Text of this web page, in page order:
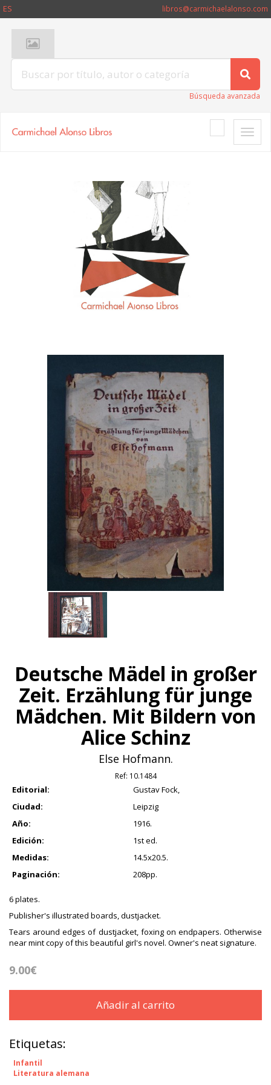
ES libros@carmichaelalonso.com
Búsqueda avanzada
Toggle
Deutsche Mädel in großer
Zeit. Erzählung für junge
Mädchen. Mit Bildern von
Alice Schinz
Else Hofmann.
Ref: 10.1484
Editorial:
Gustav Fock,
Ciudad:
Leipzig
Año:
1916.
Edición:
1st ed.
Medidas:
14.5x20.5.
Paginación:
208pp.
6 plates.
Publisher's illustrated boards, dustjacket.
Tears around edges of dustjacket, foxing on endpapers. Otherwise
near mint copy of this beautiful girl's novel. Owner's neat signature.
9.00€
Añadir al carrito
Etiquetas:
Infantil
Literatura alemana